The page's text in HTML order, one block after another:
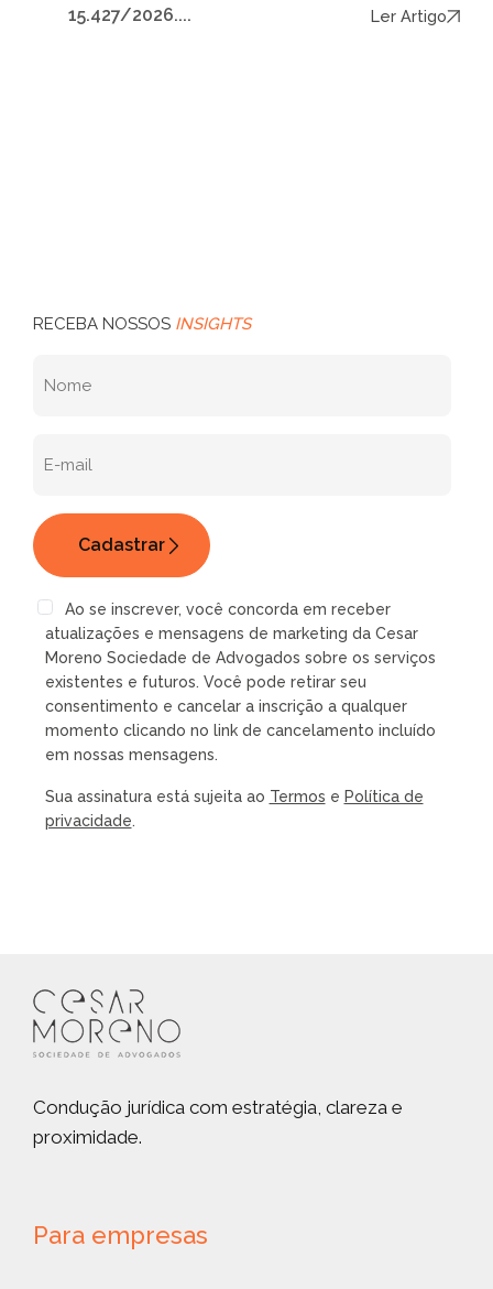
15.427/2026....
Ler Artigo
RECEBA NOSSOS INSIGHTS
Ao se inscrever, você concorda em receber
atualizações e mensagens de marketing da Cesar
Moreno Sociedade de Advogados sobre os serviços
existentes e futuros. Você pode retirar seu
consentimento e cancelar a inscrição a qualquer
momento clicando no link de cancelamento incluído
em nossas mensagens.
Sua assinatura está sujeita ao Termos e Política de
privacidade.
Condução jurídica com estratégia, clareza e
proximidade.
Para empresas